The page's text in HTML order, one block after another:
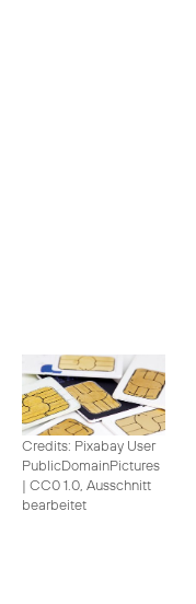
Credits: Pixabay User
PublicDomainPictures
| CC0 1.0, Ausschnitt
bearbeitet